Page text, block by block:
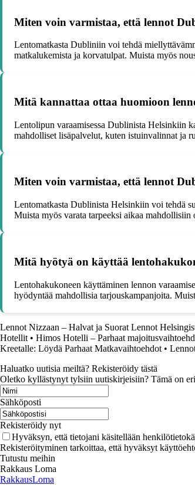
Miten voin varmistaa, että lennot
Lentomatkasta Dubliniin voi tehdä
matkalukemista ja korvatulpat. Muista myös
Mitä kannattaa ottaa huomioon
Lentolipun varaamisessa Dublinista Helsinkiin
mahdolliset lisäpalvelut, kuten istuinvalinnat ja
Miten voin varmistaa, että lennot
Lentomatkasta Dublinista Helsinkiin voi tehdä
Muista myös varata tarpeeksi aikaa
Mitä hyötyä on käyttää
Lentohakukoneen käyttäminen lennon
hyödyntää mahdollisia tarjouskampanjoita.
Lennot Nizzaan – Halvat ja Suorat Lennot
Hotellit • Himos Hotelli – Parhaat
Kreetalle: Löydä Parhaat Matkavaihtoehdot •
Haluatko uutisia meiltä? Rekisteröidy tästä
Oletko kyllästynyt tylsiin uutiskirjeisiin? Tämä on
Sähköposti
Rekisteröidy nyt
Hyväksyn, että tietojani käsitellään
Rekisteröityminen tarkoittaa, että hyväksyt
Tutustu meihin
Rakkaus Loma
RakkausLoma